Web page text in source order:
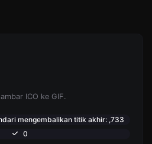
ICO ke GIF.
mengembalikan titik akhir: ,733
0